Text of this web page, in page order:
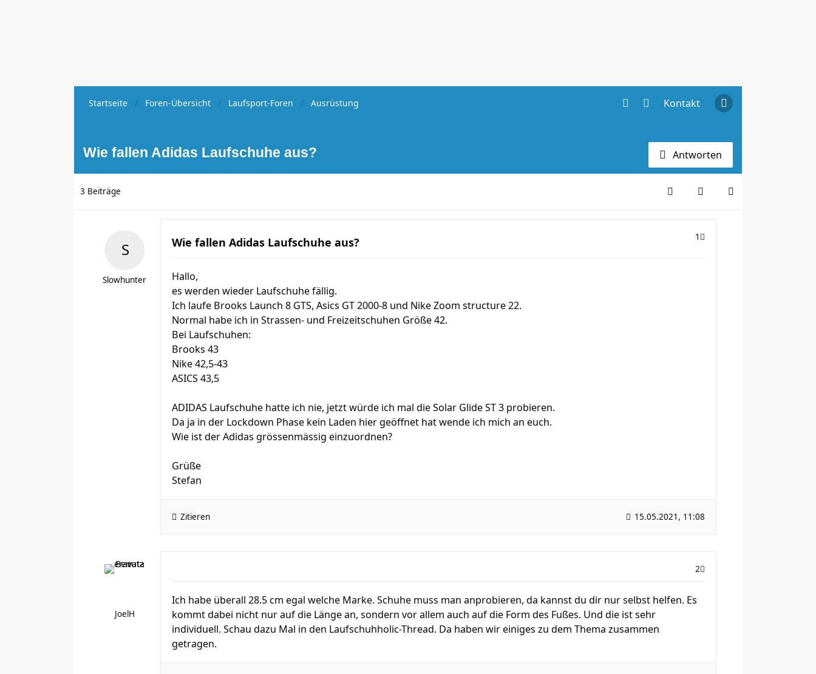
Kontakt
Startseite Foren-Übersicht Laufsport-Foren Ausrüstung
Wie fallen Adidas Laufschuhe aus? Antworten
3 Beiträge
Slowhunter
Wie fallen Adidas Laufschuhe aus? 1
Hallo,
es werden wieder Laufschuhe fällig.
Ich laufe Brooks Launch 8 GTS, Asics GT 2000-8 und Nike Zoom structure 22.
Normal habe ich in Strassen- und Freizeitschuhen Größe 42.
Bei Laufschuhen:
Brooks 43
Nike 42,5-43
ASICS 43,5
ADIDAS Laufschuhe hatte ich nie, jetzt würde ich mal die Solar Glide ST 3 probieren.
Da ja in der Lockdown Phase kein Laden hier geöffnet hat wende ich mich an euch.
Wie ist der Adidas grössenmässig einzuordnen?
Grüße
Stefan
Zitieren 15.05.2021, 11:08
JoelH
2
Ich habe überall 28.5 cm egal welche Marke. Schuhe muss man anprobieren, da kannst du dir nur selbst helfen. Es
kommt dabei nicht nur auf die Länge an, sondern vor allem auch auf die Form des Fußes. Und die ist sehr
individuell. Schau dazu Mal in den Laufschuhholic-Thread. Da haben wir einiges zu dem Thema zusammen
getragen.